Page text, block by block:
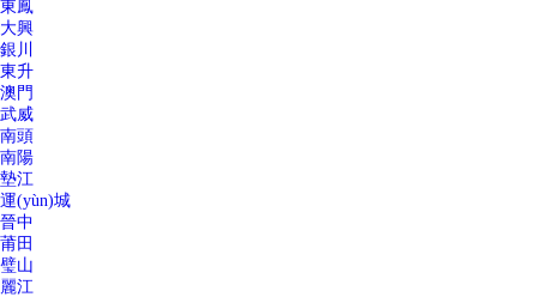
東鳳
大興
銀川
東升
澳門
武威
南頭
南陽
墊江
運(yùn)城
晉中
莆田
璧山
麗江